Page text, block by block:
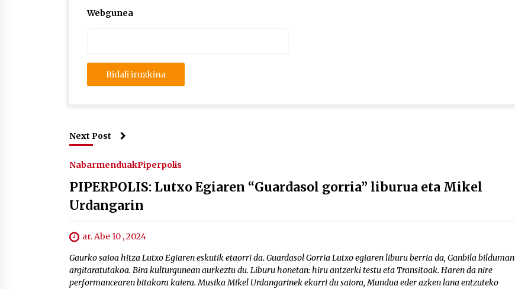
Webgunea
Next Post
NabarmenduakPiperpolis
PIPERPOLIS: Lutxo Egiaren “Guardasol gorria” liburua eta Mikel
Urdangarin
ar. Abe 10 , 2024
Gaurko saioa hitza Lutxo Egiaren eskutik etaorri da. Guardasol Gorria Lutxo egiaren liburu berria da, Ganbila bilduman
argitaratutakoa. Bira kulturgunean aurkeztu du. Liburu honetan: hiru antzerki testu eta Transitoak. Haren da nire
performancearen bitakora kaiera. Musika Mikel Urdangarinek ekarri du saiora, Mundua eder azken lana entzuteko